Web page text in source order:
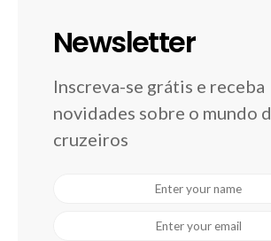
Newsletter
Inscreva-se grátis e receba
novidades sobre o mundo
cruzeiros